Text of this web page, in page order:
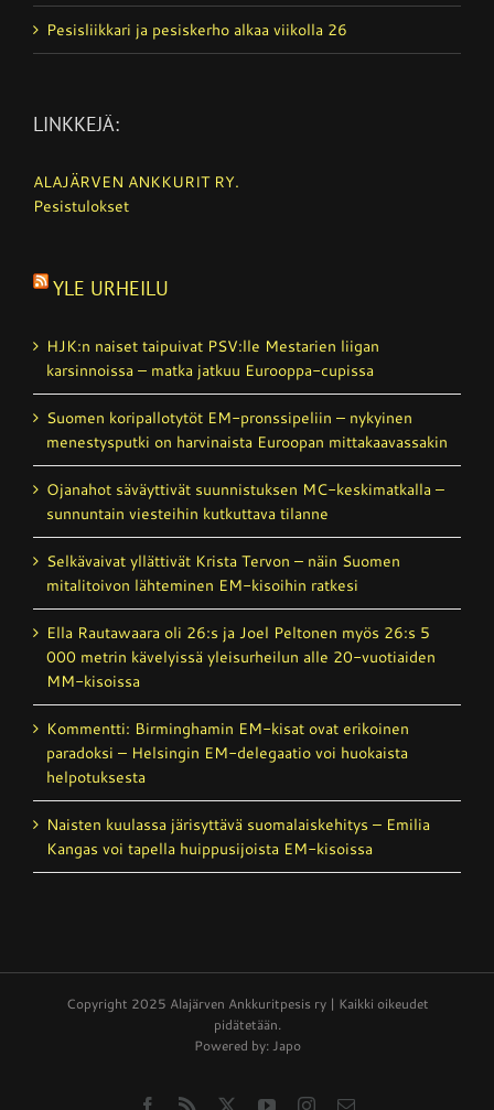
Pesisliikkari ja pesiskerho alkaa viikolla 26
LINKKEJÄ:
ALAJÄRVEN ANKKURIT RY.
Pesistulokset
YLE URHEILU
HJK:n naiset taipuivat PSV:lle Mestarien liigan
karsinnoissa – matka jatkuu Eurooppa-cupissa
Suomen koripallotytöt EM-pronssipeliin – nykyinen
menestysputki on harvinaista Euroopan mittakaavassakin
Ojanahot säväyttivät suunnistuksen MC-keskimatkalla –
sunnuntain viesteihin kutkuttava tilanne
Selkävaivat yllättivät Krista Tervon – näin Suomen
mitalitoivon lähteminen EM-kisoihin ratkesi
Ella Rautawaara oli 26:s ja Joel Peltonen myös 26:s 5
000 metrin kävelyissä yleisurheilun alle 20-vuotiaiden
MM-kisoissa
Kommentti: Birminghamin EM-kisat ovat erikoinen
paradoksi – Helsingin EM-delegaatio voi huokaista
helpotuksesta
Naisten kuulassa järisyttävä suomalais­kehitys – Emilia
Kangas voi tapella huippusijoista EM-kisoissa
Copyright 2025 Alajärven Ankkuritpesis ry | Kaikki oikeudet
pidätetään.
Powered by: Japo
Facebook
Rss YouTubeInstagram
Email